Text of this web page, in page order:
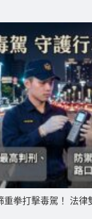
重拳打擊毒駕！ 法律